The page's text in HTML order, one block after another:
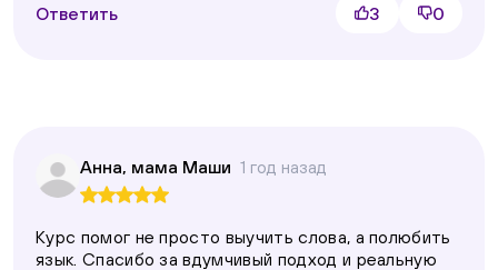
Ответить 3 0
Анна, мама Маши 1 год назад
Курс помог не просто выучить слова, а полюбить
язык. Спасибо за вдумчивый подход и реальную